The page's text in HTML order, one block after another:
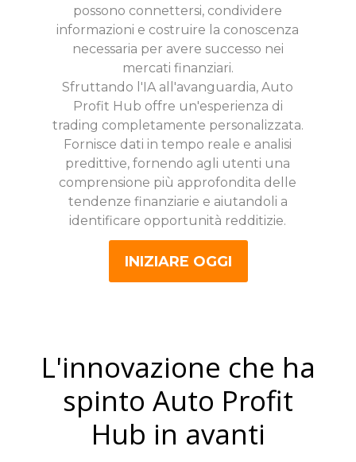
possono connettersi, condividere
informazioni e costruire la conoscenza
necessaria per avere successo nei
mercati finanziari.
Sfruttando l'IA all'avanguardia, Auto
Profit Hub offre un'esperienza di
trading completamente personalizzata.
Fornisce dati in tempo reale e analisi
predittive, fornendo agli utenti una
comprensione più approfondita delle
tendenze finanziarie e aiutandoli a
identificare opportunità redditizie.
INIZIARE OGGI
L'innovazione che ha
spinto Auto Profit
Hub in avanti